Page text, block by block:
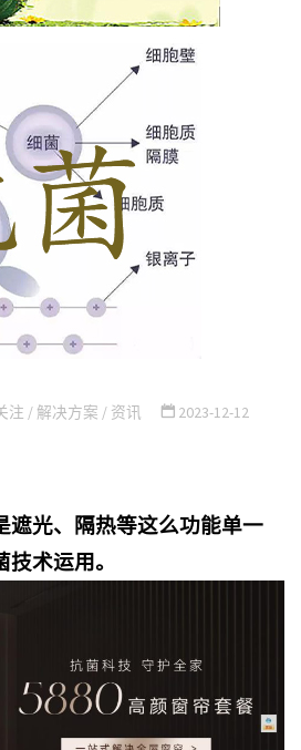
注 / 解决方案 / 资讯 2023-12-12
遮光、隔热等这么功能单一
术运用。